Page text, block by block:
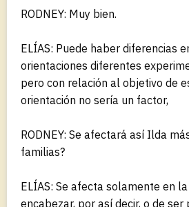
RODNEY: Muy bien.
ELÍAS: Puede haber diferencias
orientaciones diferentes
pero con relación al objetivo de
orientación no sería un factor,
RODNEY: Se afectará así Ilda
familias?
ELÍAS: Se afecta solamente en
encabezar, por así decir, o de ser